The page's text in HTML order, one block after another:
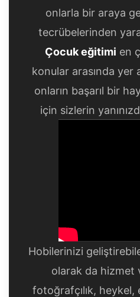
onlarla bir araya
tecrübelerinden
Çocuk eğitimi en
konular arasında yer
onların başarıl bir
için sizlerin
Hobilerinizi
olarak da hizmet
fotoğrafçılık, heykel,